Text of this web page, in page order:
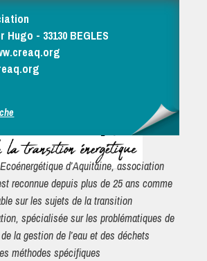
Hugo - 33130 BEGLES
reconnue depuis plus de 25 ans comme
sur les sujets de la transition
spécialisée sur les problématiques de
la gestion de l’eau et des déchets
méthodes spécifiques